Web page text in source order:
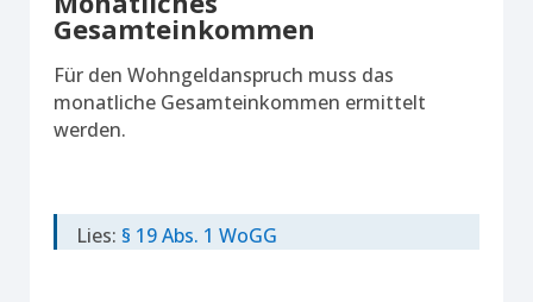
Gesamteinkommen
Für den Wohngeldanspruch muss das
monatliche Gesamteinkommen ermittelt
werden.
Lies: § 19 Abs. 1 WoGG